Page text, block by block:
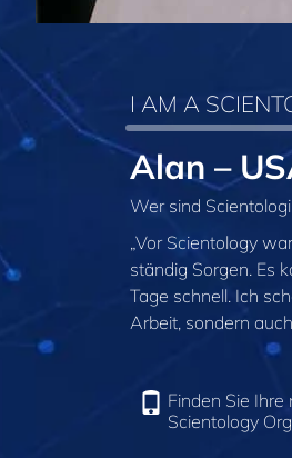
I AM A
Alan –
Wer sind
„Vor Scientology
ständig Sorgen. Es
Tage schnell. Ich
Arbeit, sondern
Finden Sie
Scientology